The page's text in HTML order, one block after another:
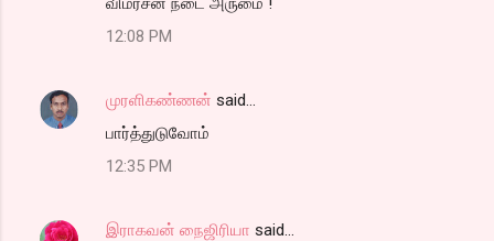
12:08 PM
முரளிகண்ணன் said…
பார்த்துடுவோம்
12:35 PM
இராகவன் நைஜிரியா said…